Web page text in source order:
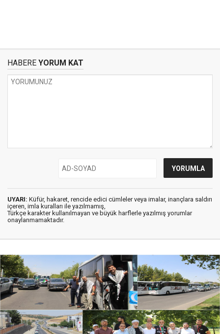
HABERE YORUM KAT
UYARI: Küfür, hakaret, rencide edici cümleler veya imalar, inançlara saldırı
içeren, imla kuralları ile yazılmamış,
Türkçe karakter kullanılmayan ve büyük harflerle yazılmış yorumlar
onaylanmamaktadır.